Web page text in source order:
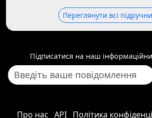
Переглянути всі
Підписатися на наш
Про нас API Політика